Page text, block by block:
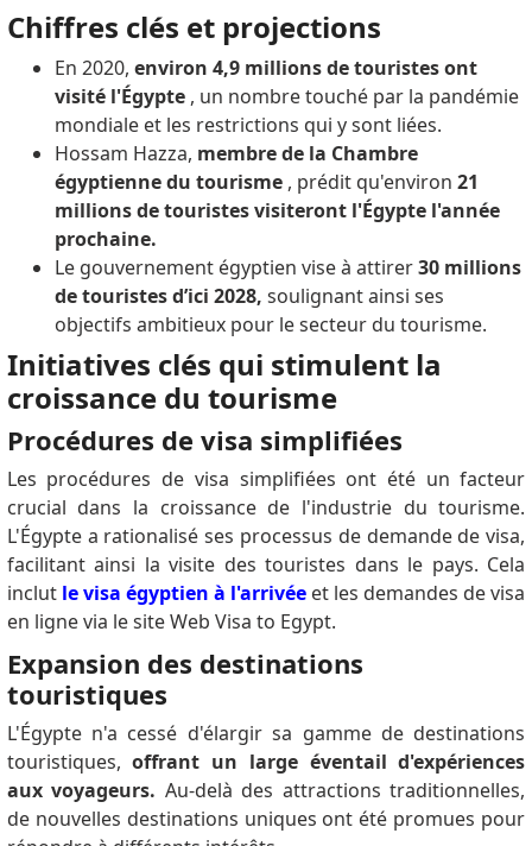
Chiffres clés et projections
En 2020, environ 4,9 millions de touristes ont
visité l'Égypte, un nombre touché par la pandémie
mondiale et les restrictions qui y sont liées.
Hossam Hazza, membre de la Chambre
égyptienne du tourisme, prédit qu'environ 21
millions de touristes visiteront l'Égypte l'année
prochaine.
Le gouvernement égyptien vise à attirer30 millions
de touristes d’ici 2028, soulignant ainsi ses
objectifs ambitieux pour le secteur du tourisme.
Initiatives clés qui stimulent la
croissance du tourisme
Procédures de visa simplifiées
Les procédures de visa simplifiées ont été un facteur
crucial dans la croissance de l'industrie du tourisme.
L'Égypte a rationalisé ses processus de demande de visa,
facilitant ainsi la visite des touristes dans le pays. Cela
inclut le visa égyptien à l'arrivée et les demandes de visa
en ligne via le site Web Visa to Egypt.
Expansion des destinations
touristiques
L'Égypte n'a cessé d'élargir sa gamme de destinations
touristiques,offrant un large éventail d'expériences
aux voyageurs. Au-delà des attractions traditionnelles,
de nouvelles destinations uniques ont été promues pour